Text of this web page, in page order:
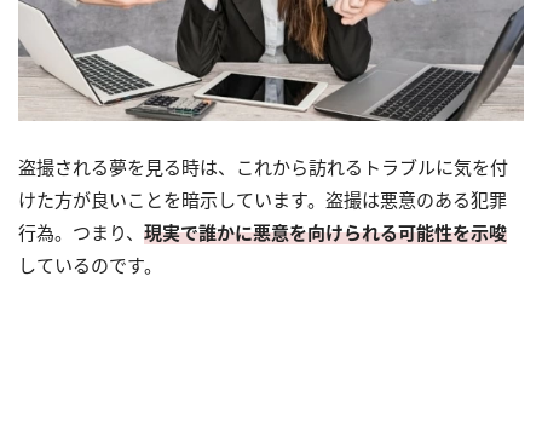
盗撮される夢を見る時は、これから訪れるトラブルに気を付
けた方が良いことを暗示しています。盗撮は悪意のある犯罪
行為。つまり、 現実で誰かに悪意を向けられる可能性を示唆
しているのです。